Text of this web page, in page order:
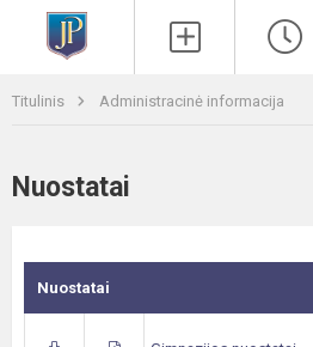
Titulinis Administracinė informacija
Nuostatai
Nuostatai